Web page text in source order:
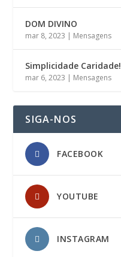
DOM DIVINO
mar 8, 2023 | Mensagens
Simplicidade Caridade!
mar 6, 2023 | Mensagens
SIGA-NOS
FACEBOOK
YOUTUBE
INSTAGRAM